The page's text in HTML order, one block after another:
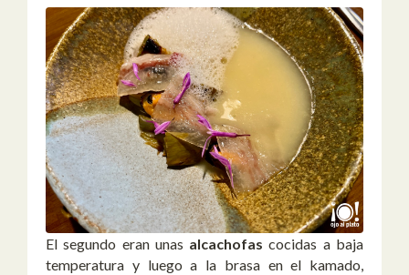
El segundo eran unas alcachofas cocidas a baja
temperatura y luego a la brasa en el kamado,